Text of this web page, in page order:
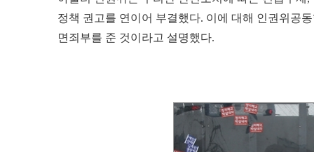
정책 권고를 연이어 부결했다. 이에 대해 인권위공
면죄부를 준 것이라고 설명했다.